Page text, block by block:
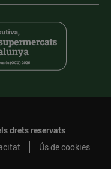
drets reservats
Ús de cookies